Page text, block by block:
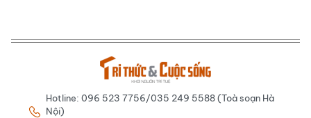
Hotline: 096 523 7756/035 249 5588 (Toà soạn Hà
Nội)